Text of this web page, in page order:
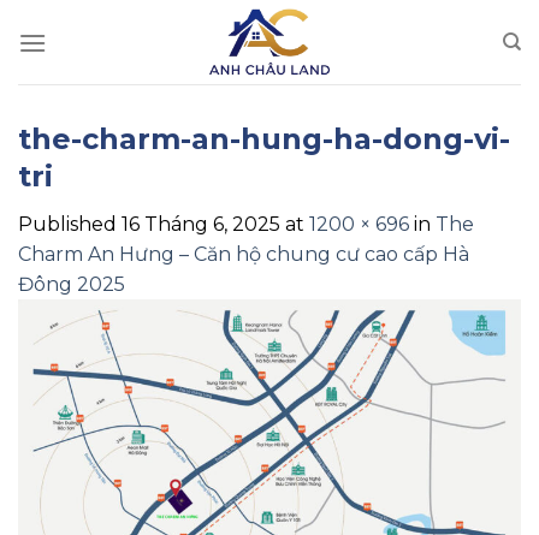
the-charm-an-hung-ha-dong-vi-
tri
Published 16 Tháng 6, 2025 at 1200 × 696 in The
Charm An Hưng – Căn hộ chung cư cao cấp Hà
Đông 2025